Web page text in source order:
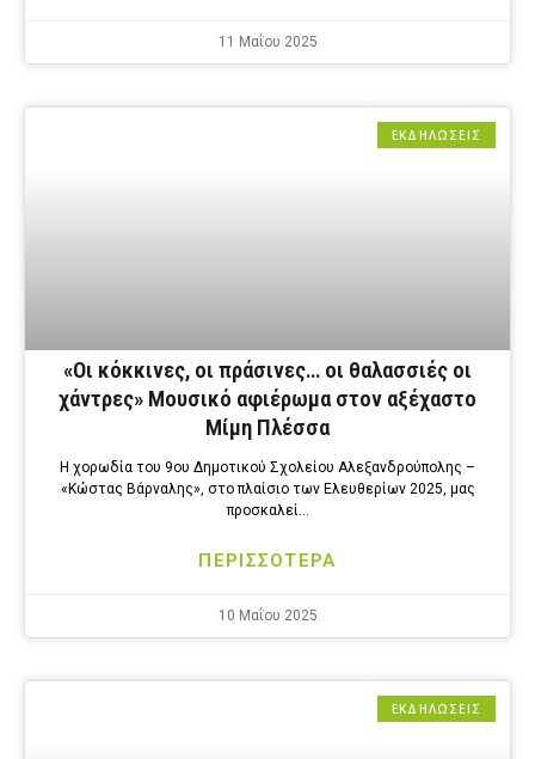
11 Μαΐου 2025
ΕΚΔΗΛΩΣΕΙΣ
«Οι κόκκινες, οι πράσινες… οι θαλασσιές οι
χάντρες» Μουσικό αφιέρωμα στον αξέχαστο
Μίμη Πλέσσα
Η χορωδία του 9ου Δημοτικού Σχολείου Αλεξανδρούπολης –
«Κώστας Βάρναλης», στο πλαίσιο των Ελευθερίων 2025, μας
προσκαλεί…
ΠΕΡΙΣΣΟΤΕΡΑ
10 Μαΐου 2025
ΕΚΔΗΛΩΣΕΙΣ